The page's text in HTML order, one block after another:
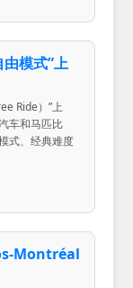
由模式”上
Ride）”上
车和马匹比
式、经典难度
Montréal